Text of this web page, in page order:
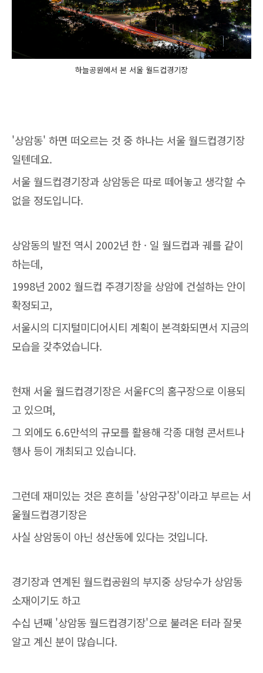
하늘공원에서 본 서울 월드컵경기장
'상암동' 하면 떠오르는 것 중 하나는 서울 월드컵경기장
일텐데요.
서울 월드컵경기장과 상암동은 따로 떼어놓고 생각할 수
없을 정도입니다.
상암동의 발전 역시 2002년 한 · 일 월드컵과 궤를 같이
하는데,
1998년 2002 월드컵 주경기장을 상암에 건설하는 안이
확정되고,
서울시의 디지털미디어시티 계획이 본격화되면서 지금의
모습을 갖추었습니다.
현재 서울 월드컵경기장은 서울FC의 홈구장으로 이용되
고 있으며,
그 외에도 6.6만석의 규모를 활용해 각종 대형 콘서트나
행사 등이 개최되고 있습니다.
그런데 재미있는 것은 흔히들 '상암구장'이라고 부르는 서
울월드컵경기장은
사실 상암동이 아닌 성산동에 있다는 것입니다.
경기장과 연계된 월드컵공원의 부지중 상당수가 상암동
소재이기도 하고
수십 년째 '상암동 월드컵경기장'으로 불려온 터라 잘못
알고 계신 분이 많습니다.